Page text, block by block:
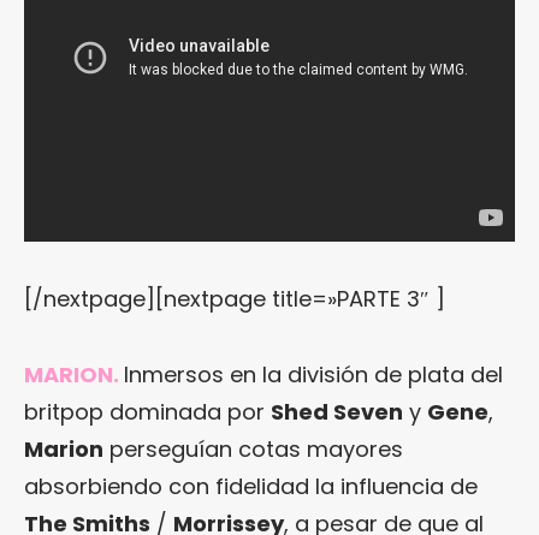
[/nextpage][nextpage title=»PARTE 3″ ]
MARION. Inmersos en la división de plata del
britpop dominada por Shed Seven y Gene,
Marion perseguían cotas mayores
absorbiendo con fidelidad la influencia de
The Smiths / Morrissey, a pesar de que al